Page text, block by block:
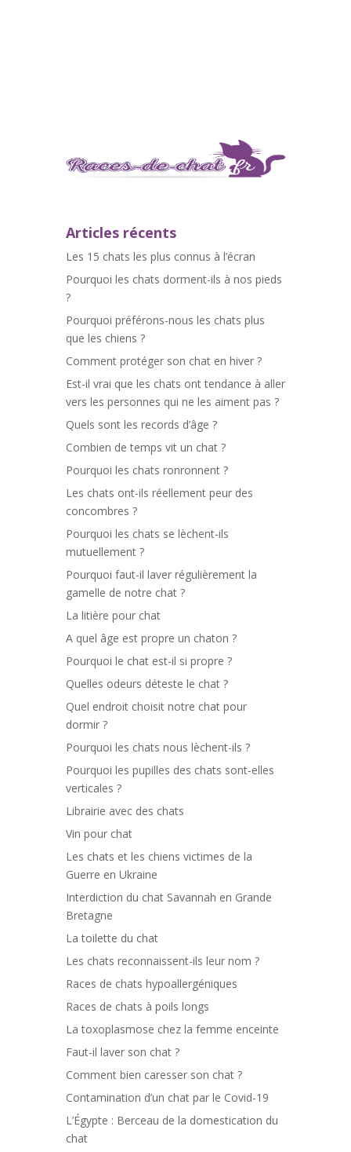
Articles récents
Les 15 chats les plus connus à l’écran
Pourquoi les chats dorment-ils à nos pieds
?
Pourquoi préférons-nous les chats plus
que les chiens ?
Comment protéger son chat en hiver ?
Est-il vrai que les chats ont tendance à aller
vers les personnes qui ne les aiment pas ?
Quels sont les records d’âge ?
Combien de temps vit un chat ?
Pourquoi les chats ronronnent ?
Les chats ont-ils réellement peur des
concombres ?
Pourquoi les chats se lèchent-ils
mutuellement ?
Pourquoi faut-il laver régulièrement la
gamelle de notre chat ?
La litière pour chat
A quel âge est propre un chaton ?
Pourquoi le chat est-il si propre ?
Quelles odeurs déteste le chat ?
Quel endroit choisit notre chat pour
dormir ?
Pourquoi les chats nous lèchent-ils ?
Pourquoi les pupilles des chats sont-elles
verticales ?
Librairie avec des chats
Vin pour chat
Les chats et les chiens victimes de la
Guerre en Ukraine
Interdiction du chat Savannah en Grande
Bretagne
La toilette du chat
Les chats reconnaissent-ils leur nom ?
Races de chats hypoallergéniques
Races de chats à poils longs
La toxoplasmose chez la femme enceinte
Faut-il laver son chat ?
Comment bien caresser son chat ?
Contamination d’un chat par le Covid-19
L’Égypte : Berceau de la domestication du
chat